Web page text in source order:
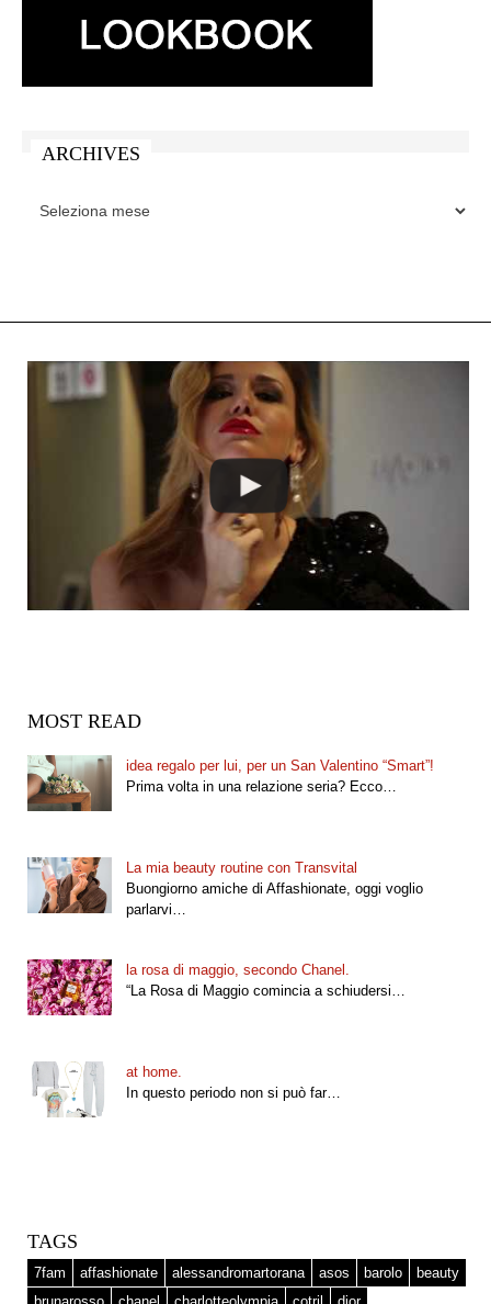
ARCHIVES
MOST READ
idea regalo per lui, per un San Valentino “Smart”!
Prima volta in una relazione seria? Ecco…
La mia beauty routine con Transvital
Buongiorno amiche di Affashionate, oggi voglio
parlarvi…
la rosa di maggio, secondo Chanel.
“La Rosa di Maggio comincia a schiudersi…
at home.
In questo periodo non si può far…
TAGS
7fam affashionate alessandromartorana asos barolo
beauty